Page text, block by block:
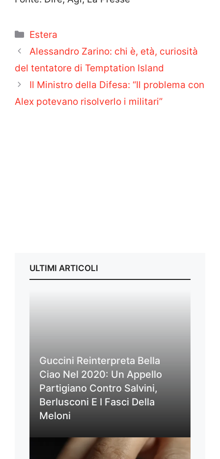
Categorie
Estera
Alessandro Zarino: chi è, età, curiosità
del tentatore di Temptation Island
Il Ministro della Difesa: “Il problema con
Alex potevano risolverlo i militari”
ULTIMI ARTICOLI
Guccini Reinterpreta Bella
Ciao Nel 2020: Un Appello
Partigiano Contro Salvini,
Berlusconi E I Fasci Della
Meloni